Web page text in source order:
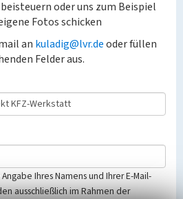
oder uns zum Beispiel
Fotos schicken
an kuladig@lvr.deoder füllen
Felder aus.
Ihres Namens und Ihrer E-Mail-
ausschließlich im Rahmen der